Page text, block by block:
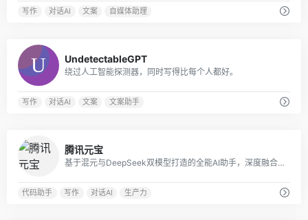
写作 对话AI 文案 自媒体助理
UndetectableGPT
绕过人工智能探测器，同时写得比每个人都好。
写作 对话AI 文案 文案助手
腾讯元宝
基于混元与DeepSeek双模型打造的全能AI助手，深度融合微信生态，提供搜索、文档解析、创作等多模态服务，覆盖工作学习生活全场景。
代码助手 写作 对话AI 生产力